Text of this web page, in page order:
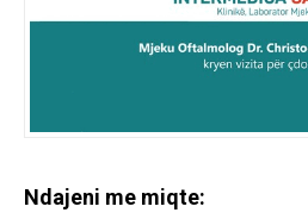
Ndajeni me miqte: